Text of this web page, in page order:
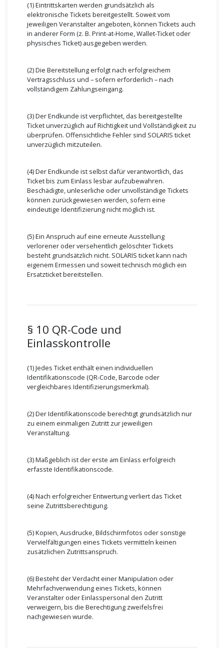
(1) Eintrittskarten werden grundsätzlich als
elektronische Tickets bereitgestellt. Soweit vom
jeweiligen Veranstalter angeboten, können Tickets auch
in anderer Form (z. B. Print-at-Home, Wallet-Ticket oder
physisches Ticket) ausgegeben werden.
(2) Die Bereitstellung erfolgt nach erfolgreichem
Vertragsschluss und – sofern erforderlich – nach
vollständigem Zahlungseingang.
(3) Der Endkunde ist verpflichtet, das bereitgestellte
Ticket unverzüglich auf Richtigkeit und Vollständigkeit zu
überprüfen. Offensichtliche Fehler sind SOLARIS ticket
unverzüglich mitzuteilen.
(4) Der Endkunde ist selbst dafür verantwortlich, das
Ticket bis zum Einlass lesbar aufzubewahren.
Beschädigte, unleserliche oder unvollständige Tickets
können zurückgewiesen werden, sofern eine
eindeutige Identifizierung nicht möglich ist.
(5) Ein Anspruch auf eine erneute Ausstellung
verlorener oder versehentlich gelöschter Tickets
besteht grundsätzlich nicht. SOLARIS ticket kann nach
eigenem Ermessen und soweit technisch möglich ein
Ersatzticket bereitstellen.
§ 10 QR-Code und
Einlasskontrolle
(1) Jedes Ticket enthält einen individuellen
Identifikationscode (QR-Code, Barcode oder
vergleichbares Identifizierungsmerkmal).
(2) Der Identifikationscode berechtigt grundsätzlich nur
zu einem einmaligen Zutritt zur jeweiligen
Veranstaltung.
(3) Maßgeblich ist der erste am Einlass erfolgreich
erfasste Identifikationscode.
(4) Nach erfolgreicher Entwertung verliert das Ticket
seine Zutrittsberechtigung.
(5) Kopien, Ausdrucke, Bildschirmfotos oder sonstige
Vervielfältigungen eines Tickets vermitteln keinen
zusätzlichen Zutrittsanspruch.
(6) Besteht der Verdacht einer Manipulation oder
Mehrfachverwendung eines Tickets, können
Veranstalter oder Einlasspersonal den Zutritt
verweigern, bis die Berechtigung zweifelsfrei
nachgewiesen wurde.